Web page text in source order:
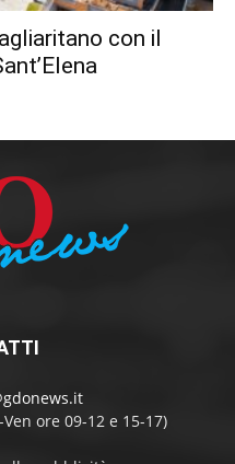
con il
ore 09-12 e 15-17)